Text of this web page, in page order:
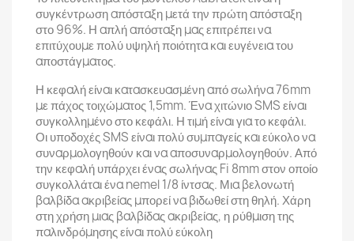
συγκέντρωση απόσταξη μετά την πρώτη απόσταξη
στο 96%. Η απλή απόσταξη μας επιτρέπει να
επιτύχουμε πολύ υψηλή ποιότητα και ευγένεια του
αποστάγματος.
Η κεφαλή είναι κατασκευασμένη από σωλήνα 76mm
με πάχος τοιχώματος 1,5mm. Ένα χιτώνιο SMS είναι
συγκολλημένο στο κεφάλι. Η τιμή είναι για το κεφάλι.
Οι υποδοχές SMS είναι πολύ συμπαγείς και εύκολο να
συναρμολογηθούν και να αποσυναρμολογηθούν. Από
την κεφαλή υπάρχει ένας σωλήνας Fi 8mm στον οποίο
συγκολλάται ένα nemel 1/8 ίντσας. Μια βελονωτή
βαλβίδα ακριβείας μπορεί να βιδωθεί στη θηλή. Χάρη
στη χρήση μιας βαλβίδας ακριβείας, η ρύθμιση της
παλινδρόμησης είναι πολύ εύκολη